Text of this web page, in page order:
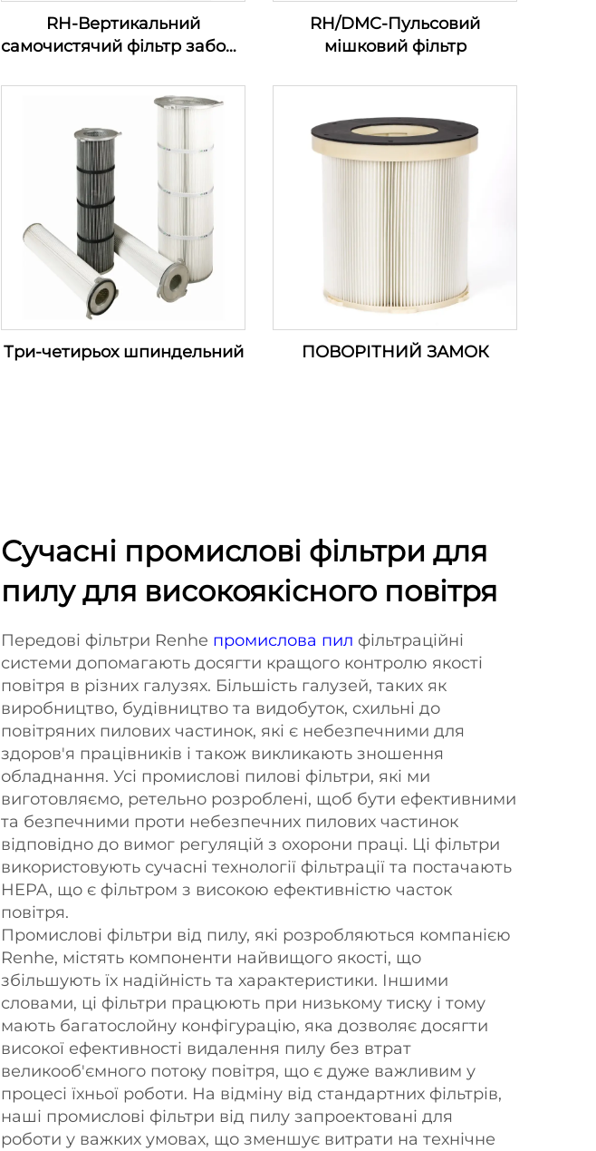
RH-Вертикальний
самочистячий фільтр забору
RH/DMC-Пульсовий
мішковий фільтр
Три-четирьох шпиндельний ПОВОРІТНИЙ ЗАМОК
Сучасні промислові фільтри для
пилу для високоякісного повітря
Передові фільтри Renhe промислова пил фільтраційні
системи допомагають досягти кращого контролю якості
повітря в різних галузях. Більшість галузей, таких як
виробництво, будівництво та видобуток, схильні до
повітряних пилових частинок, які є небезпечними для
здоров'я працівників і також викликають зношення
обладнання. Усі промислові пилові фільтри, які ми
виготовляємо, ретельно розроблені, щоб бути ефективними
та безпечними проти небезпечних пилових частинок
відповідно до вимог регуляцій з охорони праці. Ці фільтри
використовують сучасні технології фільтрації та постачають
HEPA, що є фільтром з високою ефективністю часток
повітря.
Промислові фільтри від пилу, які розробляються компанією
Renhe, містять компоненти найвищого якості, що
збільшують їх надійність та характеристики. Іншими
словами, ці фільтри працюють при низькому тиску і тому
мають багатослойну конфігурацію, яка дозволяє досягти
високої ефективності видалення пилу без втрат
великооб'ємного потоку повітря, що є дуже важливим у
процесі їхньої роботи. На відміну від стандартних фільтрів,
наші промислові фільтри від пилу запроектовані для
роботи у важких умовах, що зменшує витрати на технічне